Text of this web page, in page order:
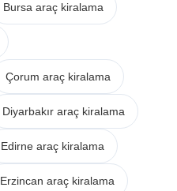
Bursa araç kiralama
Çorum araç kiralama
Diyarbakır araç kiralama
Edirne araç kiralama
Erzincan araç kiralama